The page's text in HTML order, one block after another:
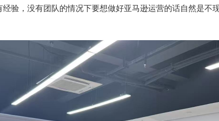
验，没有团队的情况下要想做好亚马逊运营的话自然是不现